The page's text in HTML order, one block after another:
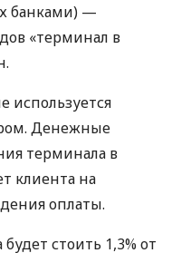
банками) —
«терминал в
используется
Денежные
терминала в
клиента на
оплаты.
стоить 1,3% от